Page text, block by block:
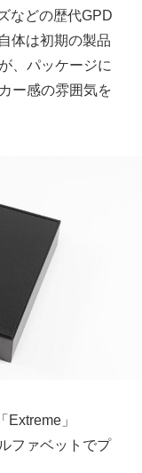
などの歴代GPD
体は初期の製品
、パッケージに
ー感の雰囲気を
」
ファベットでプ